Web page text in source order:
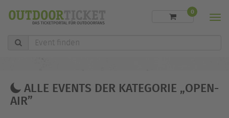
Event
finden
0
ALLE EVENTS DER KATEGORIE „OPEN-
AIR”